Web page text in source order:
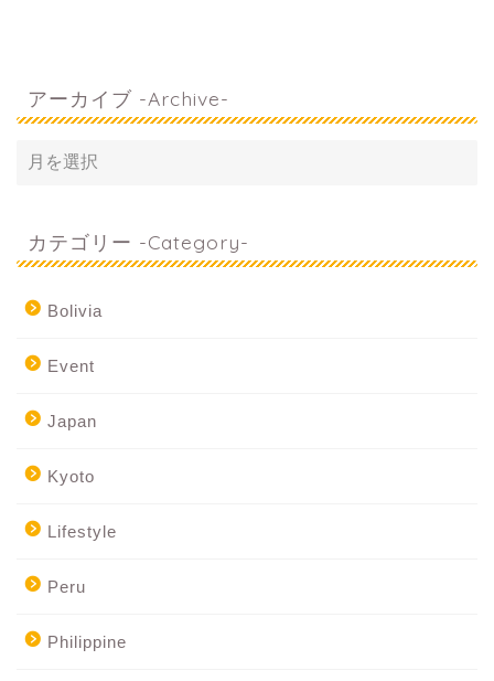
アーカイブ -Archive-
カテゴリー -Category-
Bolivia
Event
Japan
Kyoto
Lifestyle
Peru
Philippine